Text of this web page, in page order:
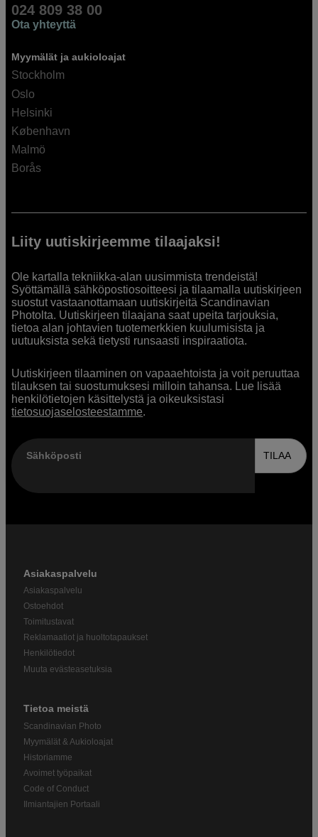
024 809 38 00
Ota yhteyttä
Myymälät ja aukioloajat
Stockholm
Oslo
Helsinki
København
Malmö
Borås
Liity uutiskirjeemme tilaajaksi!
Ole kartalla tekniikka-alan uusimmista trendeistä!
Syöttämällä sähköpostiosoitteesi ja tilaamalla uutiskirjeen
suostut vastaanottamaan uutiskirjeitä Scandinavian
Photolta. Uutiskirjeen tilaajana saat upeita tarjouksia,
tietoa alan johtavien tuotemerkkien kuulumisista ja
uutuuksista sekä tietysti runsaasti inspiraatiota.
Uutiskirjeen tilaaminen on vapaaehtoista ja voit peruuttaa
tilauksen tai suostumuksesi milloin tahansa. Lue lisää
henkilötietojen käsittelystä ja oikeuksistasi
tietosuojaselosteestamme.
Sähköposti TILAA
Asiakaspalvelu
Asiakaspalvelu
Ostoehdot
Toimitustavat
Reklamaatiot ja huoltotapaukset
Henkilötiedot
Muuta evästeasetuksia
Tietoa meistä
Scandinavian Photo
Myymälät & Aukioloajat
Historiamme
Avoimet työpaikat
Code of Conduct
Ilmiantajien Portaali